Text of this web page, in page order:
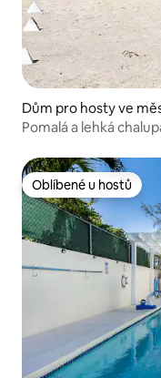
Dům pro hosty ve
Pomalá a lehká
Oblíbené u hostů
Oblíbené u hostů